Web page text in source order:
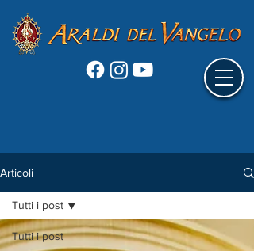
Articoli
Tutti i post
Tutti i post